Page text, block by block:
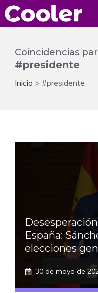
Saltar
al
Coincidencias
#presidente
Inicio > #presidente
España:
elecciones
30 de mayo de